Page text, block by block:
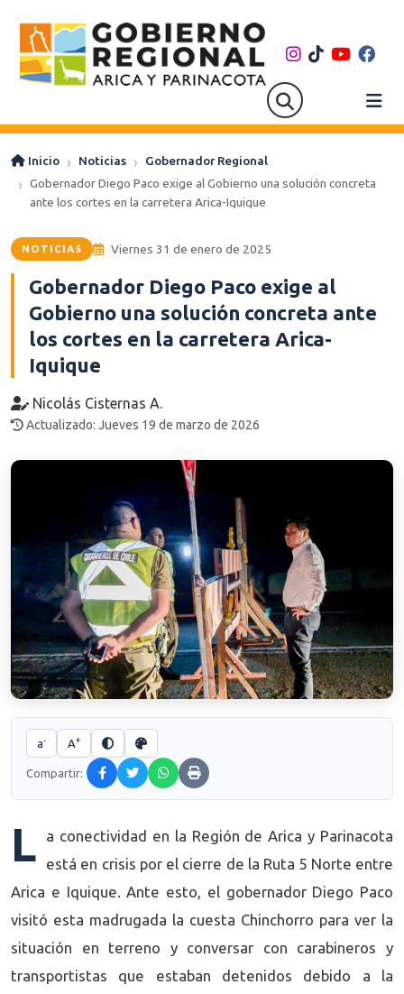
Inicio Noticias
Gobernador Regional
Gobernador Diego Paco exige al Gobierno una solución concreta
ante los cortes en la carretera Arica-Iquique
NOTICIAS Viernes 31 de enero de 2025
Gobernador Diego Paco exige al
Gobierno una solución concreta ante
los cortes en la carretera Arica-
Iquique
Nicolás Cisternas A.
Actualizado: Jueves 19 de marzo de 2026
a- A+
Compartir:
L
a conectividad en la Región de Arica y Parinacota
está en crisis por el cierre de la Ruta 5 Norte entre
Arica e Iquique. Ante esto, el gobernador Diego Paco
visitó esta madrugada la cuesta Chinchorro para ver la
situación en terreno y conversar con carabineros y
transportistas que estaban detenidos debido a la